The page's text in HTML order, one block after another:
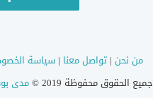
من نحن |تواصل معنا |سياسة
جميع الحقوق محفوظة 2019 ©
مدى